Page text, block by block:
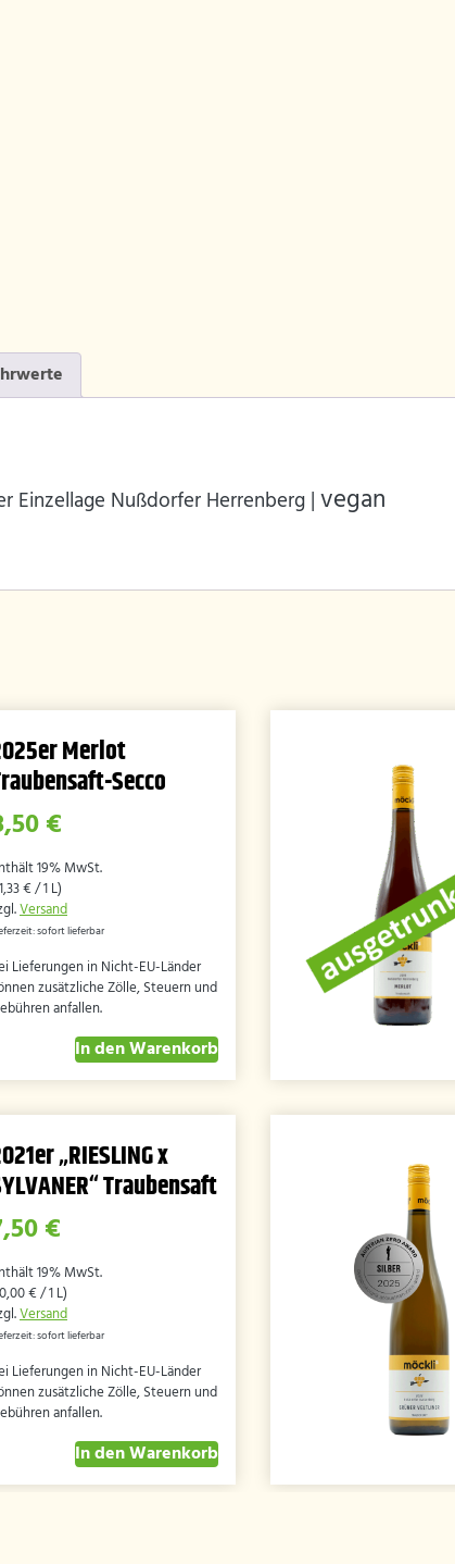
Einzellage Nußdorfer Herrenberg | vegan
Merlot
Secco
€
19% MwSt.
€/ 1 L)
Versand
sofort lieferbar
Lieferungen in Nicht-EU-Länder
zusätzliche Zölle, Steuern und
anfallen.
In den Warenkorb
„RIESLING x
Traubensaft
€
19% MwSt.
€/ 1 L)
Versand
sofort lieferbar
Lieferungen in Nicht-EU-Länder
zusätzliche Zölle, Steuern und
anfallen.
In den Warenkorb